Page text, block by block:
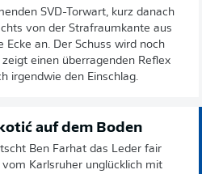
SVD-Torwart, kurz danach
von der Strafraumkante aus
Ecke an. Der Schuss wird noch
einen überragenden Reflex
irgendwie den Einschlag.
auf dem Boden
Ben Farhat das Leder fair
Karlsruher unglücklich mit